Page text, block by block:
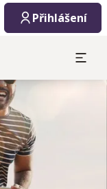
Přihlášení